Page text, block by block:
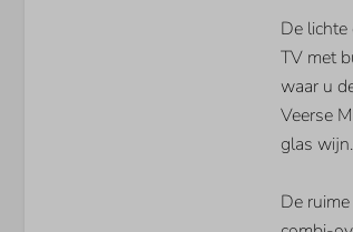
De
TV met
waar u
Veerse
glas wijn.
De